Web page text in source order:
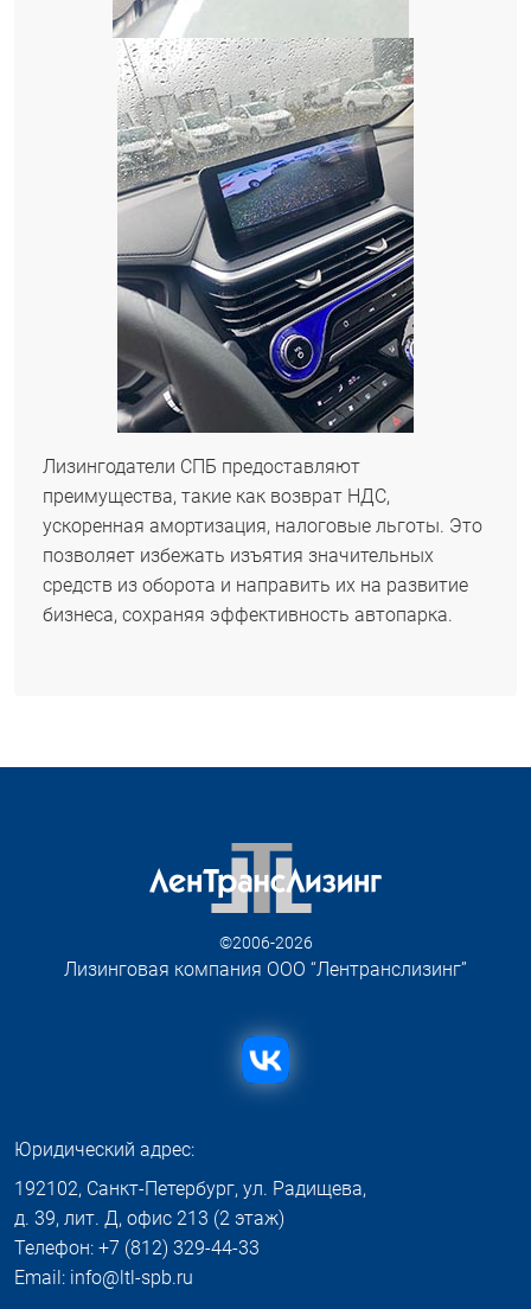
Лизингодатели СПБ предоставляют
преимущества, такие как возврат НДС,
ускоренная амортизация, налоговые льготы. Это
позволяет избежать изъятия значительных
средств из оборота и направить их на развитие
бизнеса, сохраняя эффективность автопарка.
©2006-2026
Лизинговая компания ООО “Лентранслизинг”
Юридический адрес:
192102, Санкт-Петербург, ул. Радищева,
д. 39, лит. Д, офис 213 (2 этаж)
Телефон: +7 (812) 329-44-33
Email: info@ltl-spb.ru